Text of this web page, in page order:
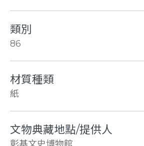
類別
86
材質種類
紙
文物典藏地點/提供人